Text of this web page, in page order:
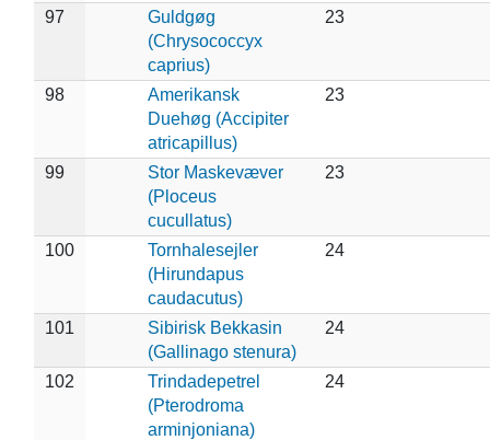
97
Guldgøg
(Chrysococcyx
caprius)
23
98
Amerikansk
Duehøg (Accipiter
atricapillus)
23
99
Stor Maskevæver
(Ploceus
cucullatus)
23
100
Tornhalesejler
(Hirundapus
caudacutus)
24
101
Sibirisk Bekkasin
(Gallinago stenura)
24
102
Trindadepetrel
(Pterodroma
arminjoniana)
24